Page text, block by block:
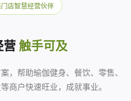
店智慧经营伙伴
营 触手可及
，帮助瑜伽健身、餐饮、零售、
商户快速旺业，成就事业。